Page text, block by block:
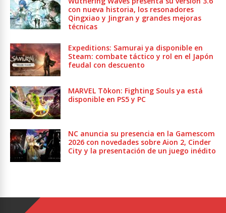
con nueva historia, los resonadores
Qingxiao y Jingran y grandes mejoras
técnicas
Expeditions: Samurai ya disponible en
Steam: combate táctico y rol en el Japón
feudal con descuento
MARVEL Tōkon: Fighting Souls ya está
disponible en PS5 y PC
NC anuncia su presencia en la Gamescom
2026 con novedades sobre Aion 2, Cinder
City y la presentación de un juego inédito